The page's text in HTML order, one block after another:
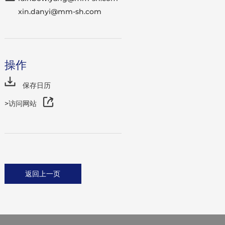
xin.danyi@mm-sh.com
操作
保存日历
>访问网站
返回上一页